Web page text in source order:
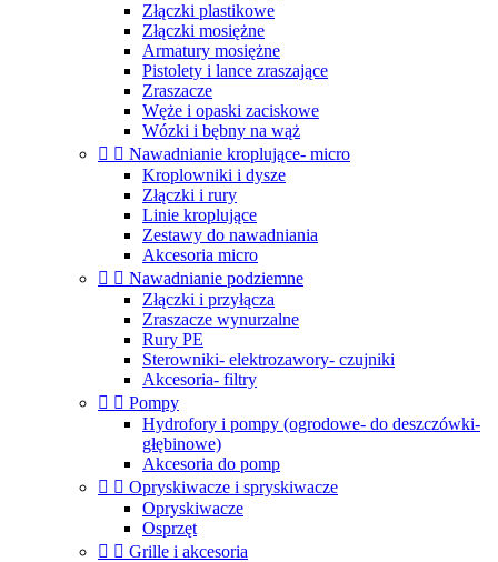
Złączki plastikowe
Złączki mosiężne
Armatury mosiężne
Pistolety i lance zraszające
Zraszacze
Węże i opaski zaciskowe
Wózki i bębny na wąż
  Nawadnianie kroplujące- micro
Kroplowniki i dysze
Złączki i rury
Linie kroplujące
Zestawy do nawadniania
Akcesoria micro
  Nawadnianie podziemne
Złączki i przyłącza
Zraszacze wynurzalne
Rury PE
Sterowniki- elektrozawory- czujniki
Akcesoria- filtry
  Pompy
Hydrofory i pompy (ogrodowe- do deszczówki-
głębinowe)
Akcesoria do pomp
  Opryskiwacze i spryskiwacze
Opryskiwacze
Osprzęt
  Grille i akcesoria